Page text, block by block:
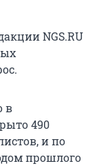
NGS.RU
в
490
и по
прошлого